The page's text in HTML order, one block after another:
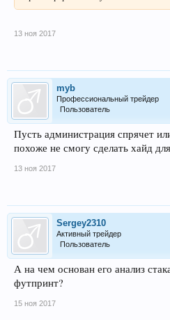
13 ноя 2017
myb
Профессиональный трейдер
Пользователь
Пусть администрация спрячет
похоже не смогу сделать хайд
13 ноя 2017
Sergey2310
Активный трейдер
Пользователь
А на чем основан его анализ
футпринт?
15 ноя 2017